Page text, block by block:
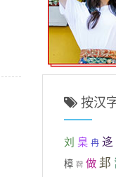
按汉
刘 臬 冉 迻
樟 鞞 做 邽